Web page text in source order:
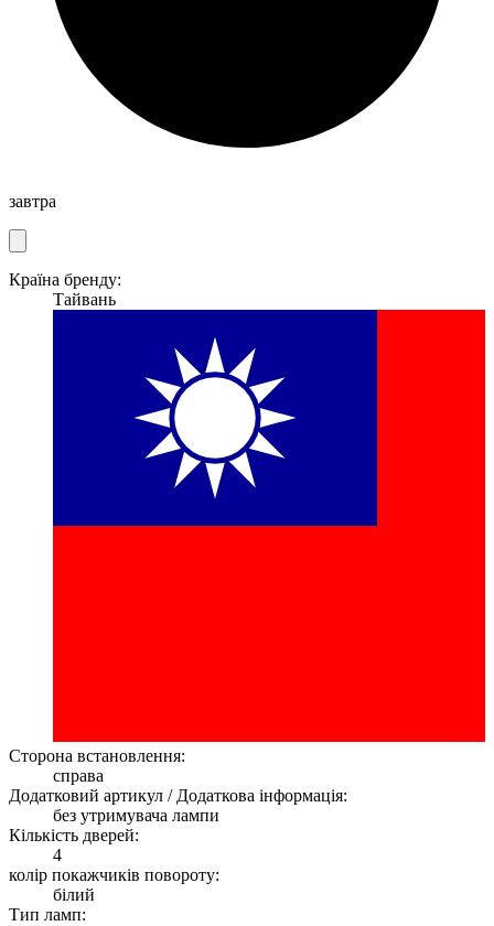
завтра
Країна бренду:
Тайвань
Сторона встановлення:
справа
Додатковий артикул / Додаткова інформація:
без утримувача лампи
Кількість дверей:
4
колір покажчиків повороту:
білий
Тип ламп: